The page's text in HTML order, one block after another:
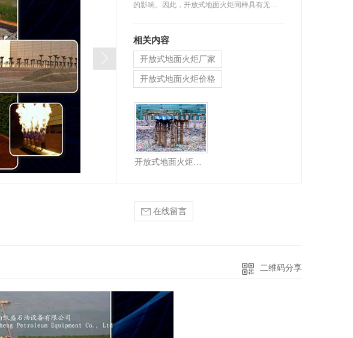
的影响。因此，开放式地面火炬同样具有无…
相关内容
开放式地面火炬厂家
开放式地面火炬价格
在线留言
二维码分享